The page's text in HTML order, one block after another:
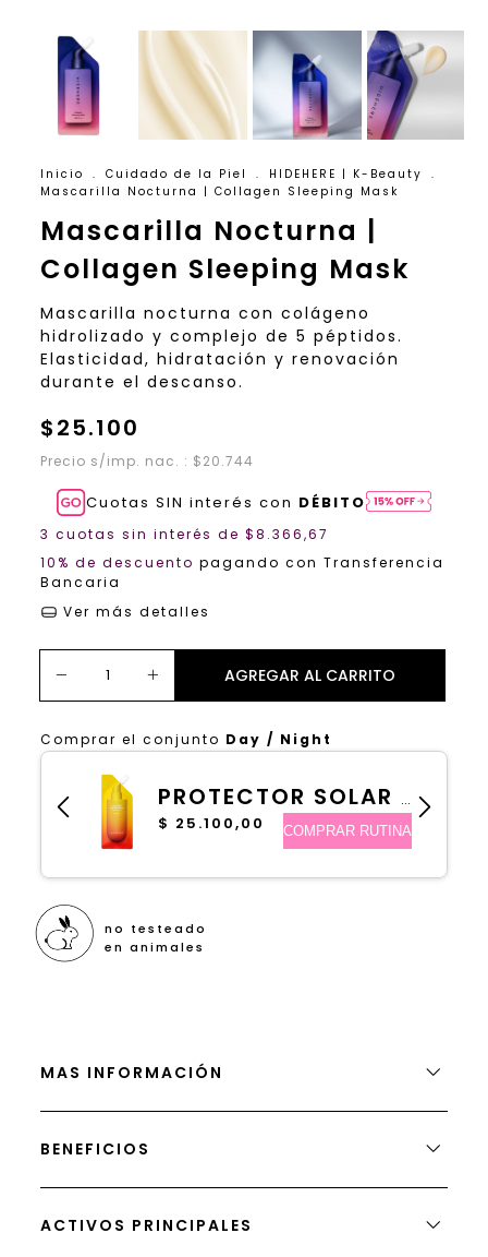
Inicio . Cuidado de la Piel . HIDEHERE | K-Beauty
.
Mascarilla Nocturna | Collagen Sleeping Mask
Mascarilla Nocturna |
Collagen Sleeping Mask
Mascarilla nocturna con colágeno
hidrolizado y complejo de 5 péptidos.
Elasticidad, hidratación y renovación
durante el descanso.
$25.100
Precio s/imp. nac. : $20.744
Cuotas SIN interés con DÉBITO
3 cuotas sin interés de$8.366,67
10% de descuento pagando con Transferencia
Bancaria
Ver más detalles
no testeado
en animales
MAS INFORMACIÓN
BENEFICIOS
ACTIVOS PRINCIPALES